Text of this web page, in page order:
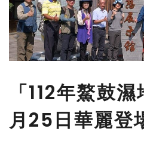
「112年鰲鼓
月25日華麗登